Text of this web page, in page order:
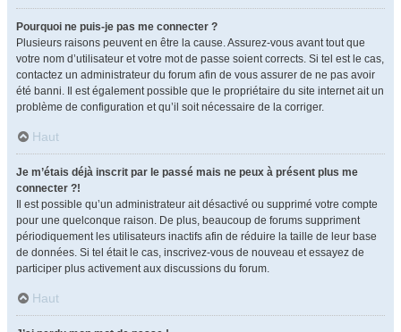
Pourquoi ne puis-je pas me connecter ?
Plusieurs raisons peuvent en être la cause. Assurez-vous avant tout que
votre nom d’utilisateur et votre mot de passe soient corrects. Si tel est le cas,
contactez un administrateur du forum afin de vous assurer de ne pas avoir
été banni. Il est également possible que le propriétaire du site internet ait un
problème de configuration et qu’il soit nécessaire de la corriger.
Haut
Je m’étais déjà inscrit par le passé mais ne peux à présent plus me
connecter ?!
Il est possible qu’un administrateur ait désactivé ou supprimé votre compte
pour une quelconque raison. De plus, beaucoup de forums suppriment
périodiquement les utilisateurs inactifs afin de réduire la taille de leur base
de données. Si tel était le cas, inscrivez-vous de nouveau et essayez de
participer plus activement aux discussions du forum.
Haut